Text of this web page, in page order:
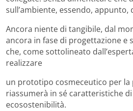
sull’ambiente, essendo,
Ancora niente di tangibile, dal
ancora in fase di progettazione e
che, come sottolineato
realizzare
un prototipo cosmeceutico per
riassumerà in sé caratteristiche
ecosostenibilità.